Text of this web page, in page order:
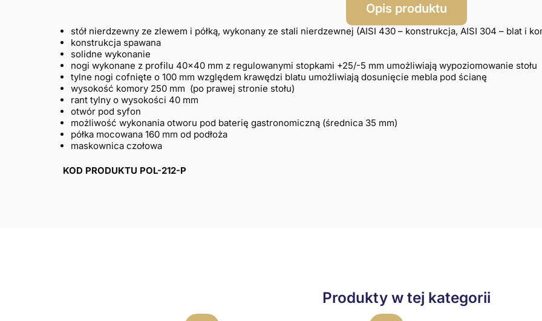
Opis produktu
stół nierdzewny ze zlewem i półką, wykonany ze stali nierdzewnej (AISI 430 – konstrukcja, AISI 304 – blat i
konstrukcja spawana
solidne wykonanie
nogi wykonane z profilu 40×40 mm z regulowanymi stopkami +25/-5 mm umożliwiają wypoziomowanie stołu
tylne nogi cofnięte o 100 mm względem krawędzi blatu umożliwiają dosunięcie mebla pod ścianę
wysokość komory 250 mm (po prawej stronie stołu)
rant tylny o wysokości 40 mm
otwór pod syfon
możliwość wykonania otworu pod baterię gastronomiczną (średnica 35 mm)
półka mocowana 160 mm od podłoża
maskownica czołowa
KOD PRODUKTU POL-212-P
Produkty w tej kategorii